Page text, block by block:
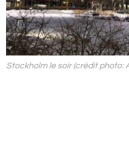
Stockholm le soir (crédit photo: